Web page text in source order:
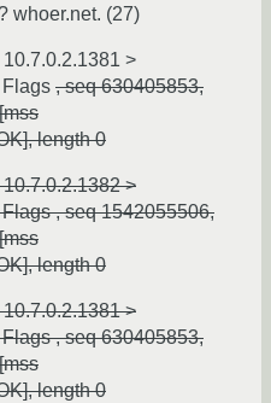
whoer.net. (27)
>
, seq 630405853,
length 0
>
Flags, seq 1542055506,
length 0
>
Flags, seq 630405853,
length 0